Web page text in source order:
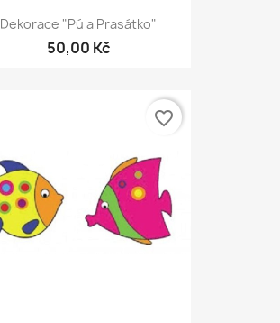
Dekorace "Pú a Prasátko"
50,00 Kč
favorite_border